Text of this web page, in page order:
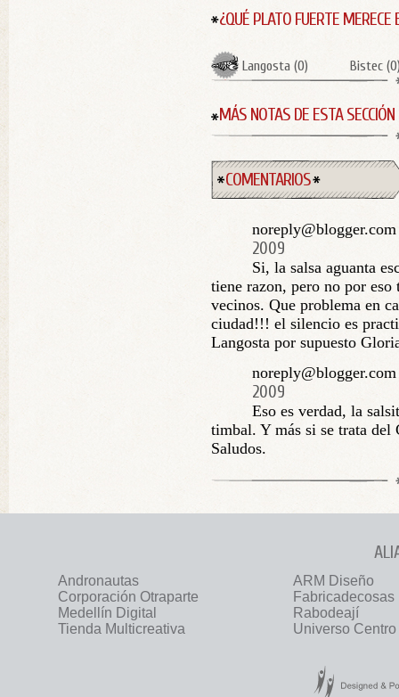
¿QUÉ PLATO FUERTE MERECE
Langosta (0) Bistec (0
MÁS NOTAS DE ESTA SECCIÓN
COMENTARIOS
2009
Si, la salsa aguanta
tiene razon, pero no por
vecinos. Que problema en
ciudad!!! el silencio es
Langosta por supuesto
2009
Eso es verdad, la
timbal. Y más si se trata del
Saludos.
Andronautas
ARM Diseño
Corporación Otraparte
Fabricadecosas
Medellín Digital
Rabodeají
Tienda Multicreativa
Universo Centro